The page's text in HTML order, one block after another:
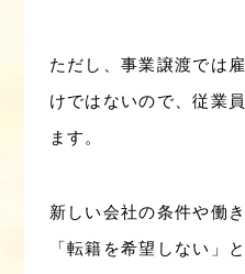
ただし、事業譲渡では
けではないので、従業
ます。
新しい会社の条件や働
「転籍を希望しない」